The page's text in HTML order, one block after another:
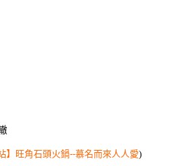
】旺角石頭火鍋--慕名而來人人愛)